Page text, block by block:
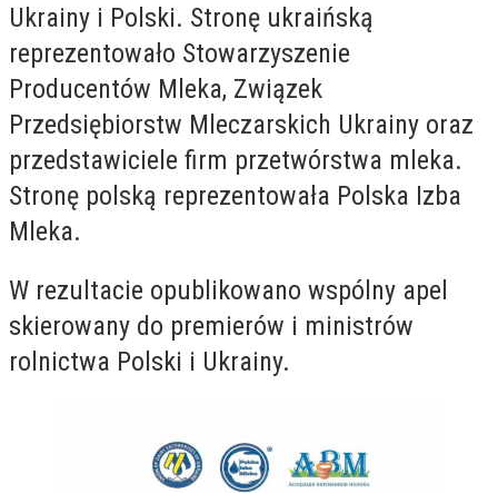
Ukrainy i Polski. Stronę ukraińską
reprezentowało Stowarzyszenie
Producentów Mleka, Związek
Przedsiębiorstw Mleczarskich Ukrainy oraz
przedstawiciele firm przetwórstwa mleka.
Stronę polską reprezentowała Polska Izba
Mleka.
W rezultacie opublikowano wspólny apel
skierowany do premierów i ministrów
rolnictwa Polski i Ukrainy.